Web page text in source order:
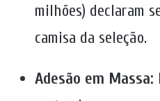
milhões) declaram
camisa da seleção.
Adesão em Massa: